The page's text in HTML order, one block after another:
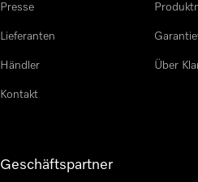
Presse
Lieferanten
Händler
Kontakt
Über
Geschäftspartner